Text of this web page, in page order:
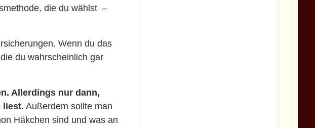
die du wählst –
Wenn du das
du wahrscheinlich gar
Allerdings nur dann,
liest. Außerdem sollte man
Häkchen sind und was an